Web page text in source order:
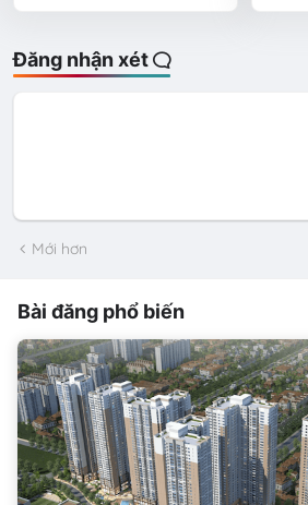
Đăng nhận xét
Mới hơn
Bài đăng phổ biến